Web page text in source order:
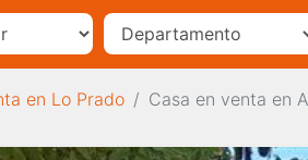
en Lo Prado Casa en venta en